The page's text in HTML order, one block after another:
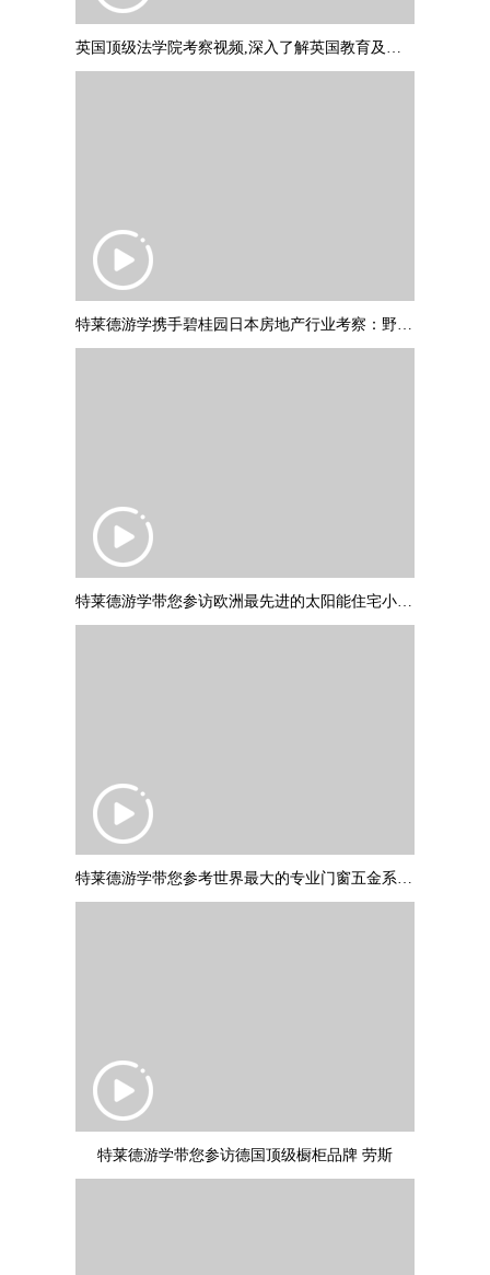
英国顶级法学院考察视频,深入了解英国教育及文化
特莱德游学携手碧桂园日本房地产行业考察：野村不动产调研参访
特莱德游学带您参访欧洲最先进的太阳能住宅小区：德国弗莱堡“太阳船
特莱德游学带您参考世界最大的专业门窗五金系统制作商：德国诺托集团
特莱德游学带您参访德国顶级橱柜品牌 劳斯